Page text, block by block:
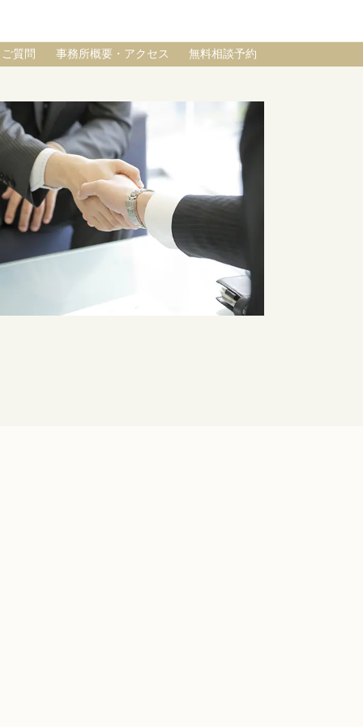
質問 事務所概要・アクセス 無料相談予約